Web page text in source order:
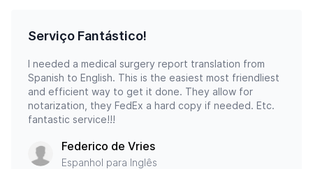
Serviço Fantástico!
I needed a medical surgery report translation from
Spanish to English. This is the easiest most friendliest
and efficient way to get it done. They allow for
notarization, they FedEx a hard copy if needed. Etc.
fantastic service!!!
Federico de Vries
Espanhol para Inglês